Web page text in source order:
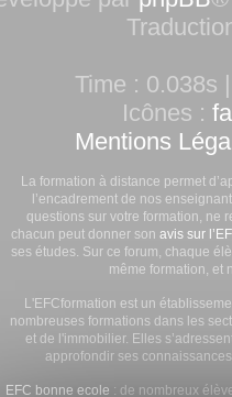
Time : 0.038s
Icônes :
Mentions
La formation à distance permet
l’encadrement de nos
questions sur votre formation, ne
chacun peut donner son avis sur
ses études. Sur ce forum, chaque
même formation, et
L'EFCformation est un
nombreuses formations dans les
et de l'immobilier. Elles
approfondir ses
EFC bonne ecole : de nombreux